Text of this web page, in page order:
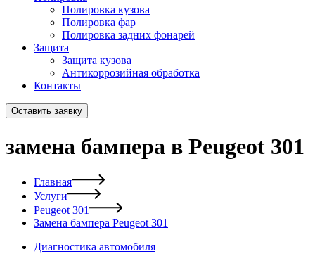
Полировка кузова
Полировка фар
Полировка задних фонарей
Защита
Защита кузова
Антикоррозийная обработка
Контакты
Оставить заявку
замена бампера в Peugeot 301
Главная
Услуги
Peugeot 301
Замена бампера Peugeot 301
Диагностика автомобиля